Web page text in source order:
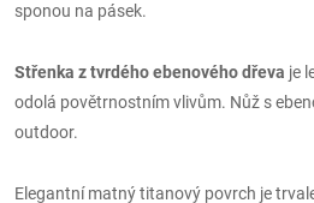
sponou na pásek.
Střenka z tvrdého ebenového dřeva je
odolá povětrnostním vlivům. Nůž s
outdoor.
Elegantní matný titanový povrch je